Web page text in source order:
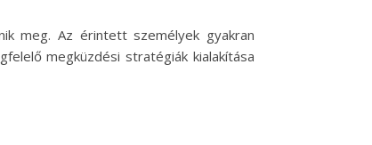
meg. Az érintett személyek gyakran
megküzdési stratégiák kialakítása